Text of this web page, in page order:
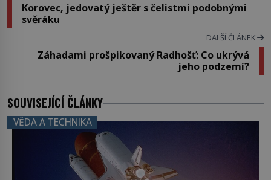
Korovec, jedovatý ještěr s čelistmi podobnými
svěráku
DALŠÍ ČLÁNEK
Záhadami prošpikovaný Radhošť: Co ukrývá
jeho podzemí?
SOUVISEJÍCÍ ČLÁNKY
VĚDA A TECHNIKA